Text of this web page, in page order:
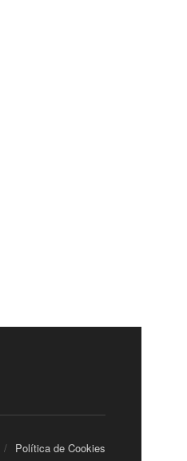
Política de Cookies